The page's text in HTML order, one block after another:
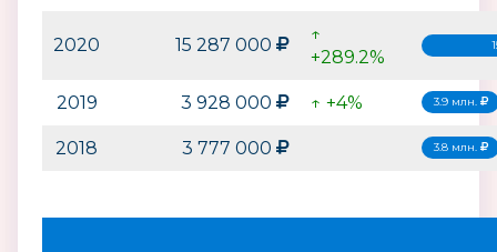
2020 15 287 000
↑
+289.2%
2019 3 928 000 ↑ +4% 3.9 млн.
2018 3 777 000 3.8 млн.